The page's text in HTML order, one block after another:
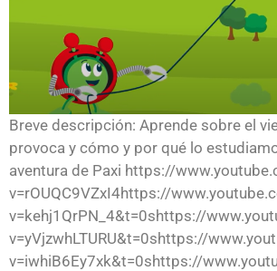
Breve descripción: Aprende sobre el
provoca y cómo y por qué lo
aventura de Paxi https://
v=rOUQC9VZxI4https://
v=kehj1QrPN_4&t=0shttps://
v=yVjzwhLTURU&t=0shttps://
v=iwhiB6Ey7xk&t=0shttps://